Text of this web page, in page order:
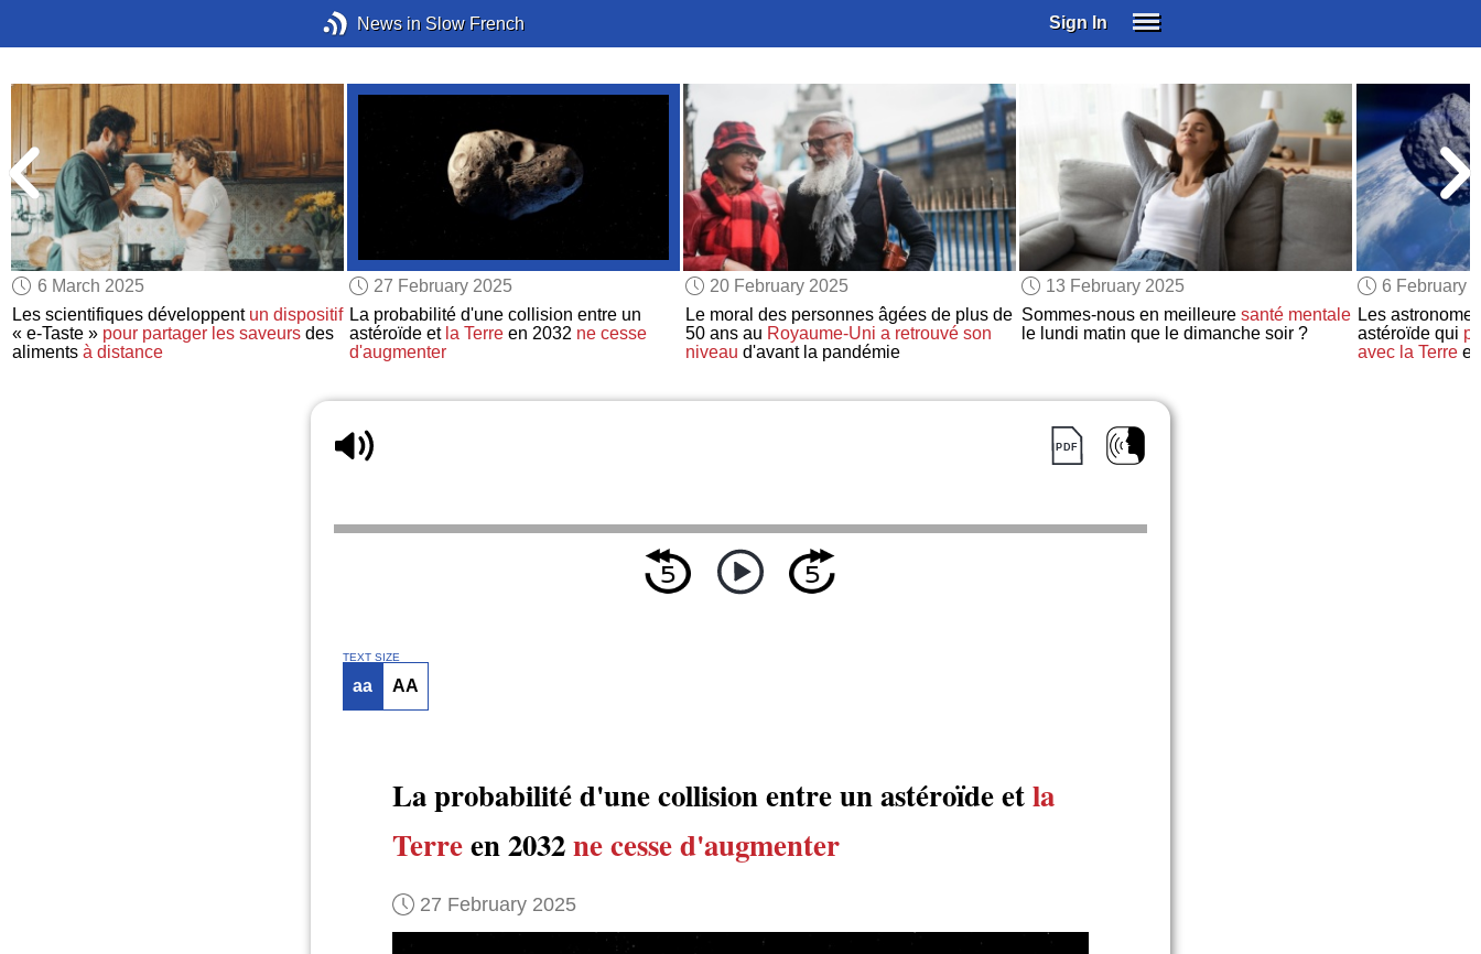
News in Slow French Sign In
SUBSCRIBE
EDUCATIONAL LICENSES
GIFT CARDS
OTHER LANGUAGES
ABOUT US
ALEXA
ADJUST COLORS
6 March 2025
Les scientifiques développent un dispositif
« e-Taste » pour partager les saveurs des
alimentsà distance
27 February 2025
La probabilité d'une collision entre un
astéroïde et la Terreen 2032 ne cesse
d'augmenter
20 February 2025
Le moral des personnes âgées de plus de
50 ans au Royaume-Uni a retrouvé son
niveau d'avant la pandémie
13 February 2025
Sommes-nous en meilleure santé mentale
le lundi matin que le dimanche soir ?
6 February
Les
astéroïde qui
avec la Terre
TEXT SIZE
aa AA
La probabilité d'une collision entre un astéroïde etla
Terreen 2032ne cesse d'augmenter
27 February 2025